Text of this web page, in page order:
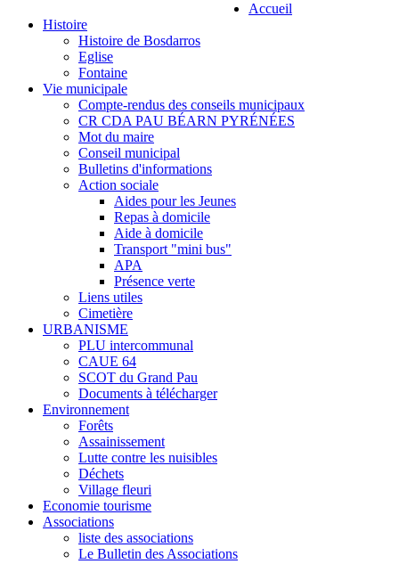
Accueil
Histoire
Histoire de Bosdarros
Eglise
Fontaine
Vie municipale
Compte-rendus des conseils municipaux
CR CDA PAU BÉARN PYRÉNÉES
Mot du maire
Conseil municipal
Bulletins d'informations
Action sociale
Aides pour les Jeunes
Repas à domicile
Aide à domicile
Transport "mini bus"
APA
Présence verte
Liens utiles
Cimetière
URBANISME
PLU intercommunal
CAUE 64
SCOT du Grand Pau
Documents à télécharger
Environnement
Forêts
Assainissement
Lutte contre les nuisibles
Déchets
Village fleuri
Economie tourisme
Associations
liste des associations
Le Bulletin des Associations